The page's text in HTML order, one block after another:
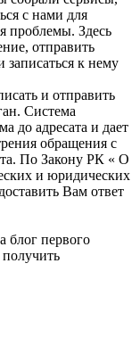
с нами для
проблемы. Здесь
отправить
записаться к нему
и отправить
Система
до адресата и дает
обращения с
По Закону РК « О
и юридических
Вам ответ
блог первого
получить